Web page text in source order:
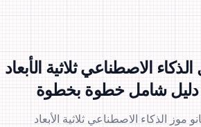
الاصطناعي ثلاثية الأبعاد
موز الذكاء الاصطناعي ثلاثية الأبعاد